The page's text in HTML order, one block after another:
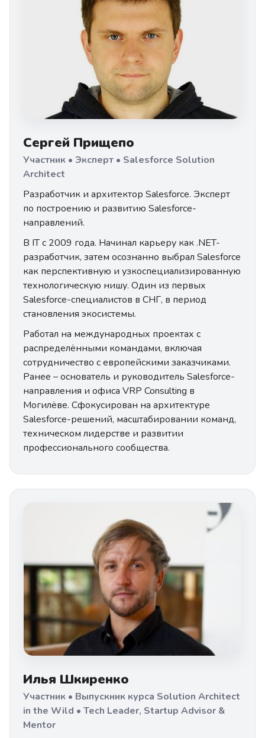
Сергей Прищепо
Участник • Эксперт • Salesforce Solution
Architect
Разработчик и архитектор Salesforce. Эксперт
по построению и развитию Salesforce-
направлений.
В IT с 2009 года. Начинал карьеру как .NET-
разработчик, затем осознанно выбрал Salesforce
как перспективную и узкоспециализированную
технологическую нишу. Один из первых
Salesforce-специалистов в СНГ, в период
становления экосистемы.
Работал на международных проектах с
распределёнными командами, включая
сотрудничество с европейскими заказчиками.
Ранее – основатель и руководитель Salesforce-
направления и офиса VRP Consulting в
Могилёве. Сфокусирован на архитектуре
Salesforce-решений, масштабировании команд,
техническом лидерстве и развитии
профессионального сообщества.
Илья Шкиренко
Участник • Выпускник курса Solution Architect
in the Wild • Tech Leader, Startup Advisor &
Mentor